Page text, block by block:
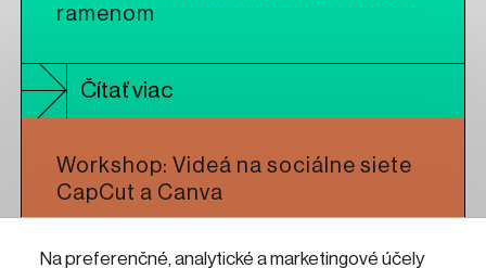
Na preferenčné, analytické a marketingové účely
ramenom
Čítať viac
Workshop: Videá na sociálne siete
CapCut a Canva